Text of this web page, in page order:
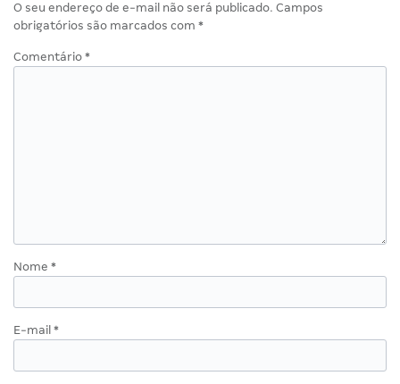
O seu endereço de e-mail não será publicado. Campos
obrigatórios são marcados com *
Comentário *
Nome *
E-mail *